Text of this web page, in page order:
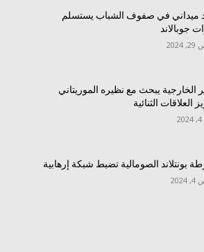
ميداني في صفوف الشباب يستسلم
جوبالاند
الخارجية يبحث مع نظيره الموريتاني
العلاقات الثنائية
بونتلاند الصومالية تضبط شبكة إرهابية